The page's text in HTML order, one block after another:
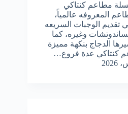
مطاعم كنتاكي
المعروفه عالمياً،
الوجبات السريعه
وغيره، كما
الدجاج بنكهة مميزة
كنتاكي عدة فروع…